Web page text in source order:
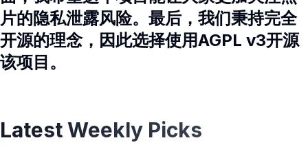
片的隐私泄露风险。最后，我们秉持完全
开源的理念，因此选择使用AGPL v3开源
该项目。
Latest Weekly Picks